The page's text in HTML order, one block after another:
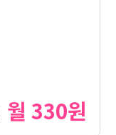
월 330원